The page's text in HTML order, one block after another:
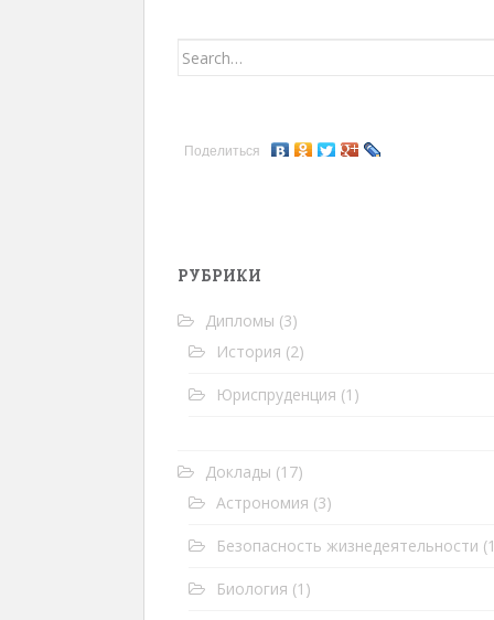
Search for:
Поделиться
РУБРИКИ
Дипломы (3)
История (2)
Юриспруденция (1)
Доклады (17)
Астрономия (3)
Безопасность жизнедеятельности
Биология (1)